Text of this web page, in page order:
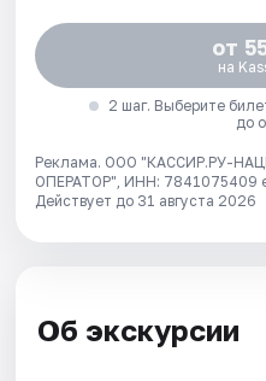
от
на
2 шаг. Выберите
до
Реклама. ООО "КАССИР.РУ-
ОПЕРАТОР", ИНН: 7841075409
Действует до 31 августа 2026
Об экскурсии